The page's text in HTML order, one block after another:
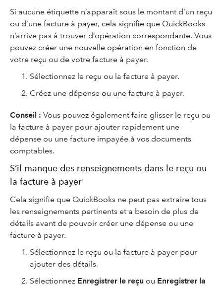
Si aucune étiquette n’apparaît sous le montant d’un reçu
ou d’une facture à payer, cela signifie que QuickBooks
n’arrive pas à trouver d’opération correspondante. Vous
pouvez créer une nouvelle opération en fonction de
votre reçu ou de votre facture à payer.
Sélectionnez le reçu ou la facture à payer.
Créez une dépense ou une facture à payer.
Conseil : Vous pouvez également faire glisser le reçu ou
la facture à payer pour ajouter rapidement une
dépense ou une facture impayée à vos documents
comptables.
S’il manque des renseignements dans le reçu ou
la facture à payer
Cela signifie que QuickBooks ne peut pas extraire tous
les renseignements pertinents et a besoin de plus de
détails avant de pouvoir créer une dépense ou une
facture à payer.
Sélectionnez le reçu ou la facture à payer pour
ajouter des détails.
Sélectionnez Enregistrer le reçu ou Enregistrer la